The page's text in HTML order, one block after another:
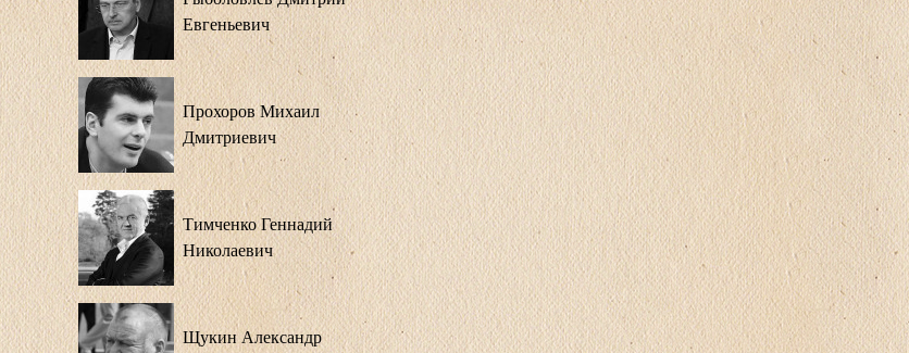
Евгеньевич
Прохоров Михаил
Дмитриевич
Тимченко Геннадий
Николаевич
Щукин Александр